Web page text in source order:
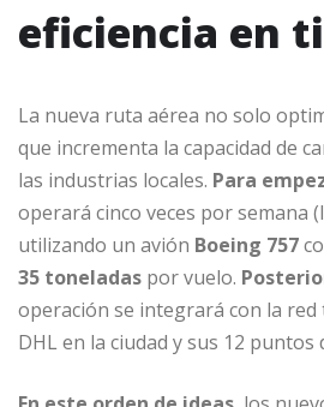
eficiencia en
La nueva ruta aérea no solo
que incrementa la capacidad de
las industrias locales. Para
operará cinco veces por semana
utilizando un avión Boeing 757
35 toneladas por vuelo.
operación se integrará con la red
DHL en la ciudad y sus 12